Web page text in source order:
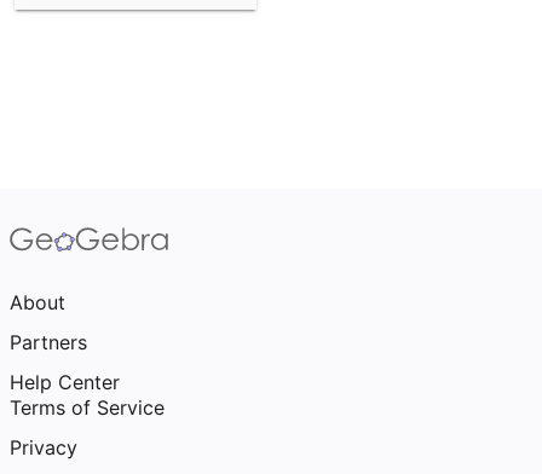
About
Partners
Help Center
Terms of Service
Privacy